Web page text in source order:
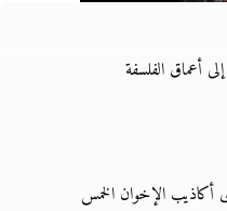
أعماق الفلسفة
الإخوان الخمس